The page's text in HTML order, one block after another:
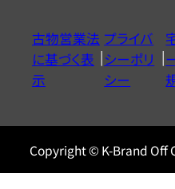
ヤ
ル
古物営業法
に基づく表
示
プライバ
シーポリ
シー
Copyright © K-Brand Off